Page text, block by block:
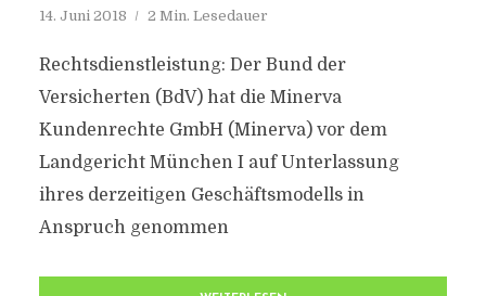
14. Juni 2018 2 Min. Lesedauer
Rechtsdienstleistung: Der Bund der
Versicherten (BdV) hat die Minerva
Kundenrechte GmbH (Minerva) vor dem
Landgericht München I auf Unterlassung
ihres derzeitigen Geschäftsmodells in
Anspruch genommen